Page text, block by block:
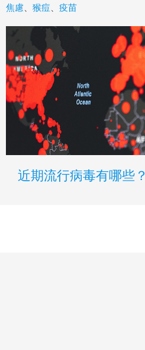
焦慮
猴痘 疫苗
近期流行病毒有哪些？